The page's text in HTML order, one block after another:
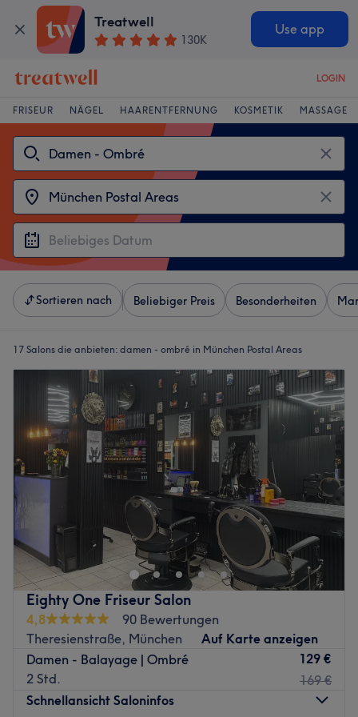
Treatwell
130K
Use app
LOGIN
FRISEUR NÄGEL HAARENTFERNUNG KOSMETIK MASSAGE
Sortieren nach Beliebiger Preis Besonderheiten
17 Salons die anbieten: damen - ombré in München Postal Areas
Eighty One Friseur Salon
4,8
90 Bewertungen
Theresienstraße, München
Auf Karte anzeigen
Damen - Balayage | Ombré
2 Std.
129 €
169 €
Schnellansicht Saloninfos